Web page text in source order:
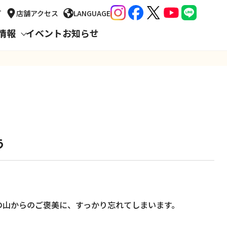
店舗アクセス LANGUAGE
報 イベントお知らせ
からのご褒美に、すっかり忘れてしまいます。